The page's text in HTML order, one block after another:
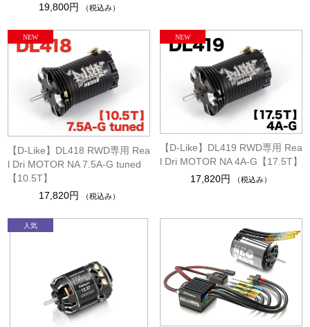
19,800円
（税込み）
【D-Like】DL418 RWD専用 Rea
l Dri MOTOR NA 7.5A-G tuned
【10.5T】
17,820円
（税込み）
【D-Like】DL419 RWD専用 Rea
l Dri MOTOR NA 4A-G【17.5T】
17,820円
（税込み）